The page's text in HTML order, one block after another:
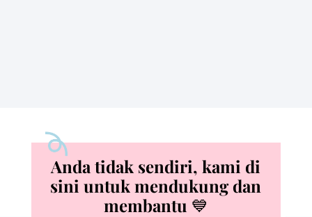
Anda tidak sendiri, kami di
sini untuk mendukung dan
membantu 💙